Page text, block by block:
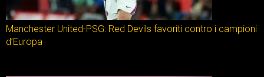
Manchester United-PSG: Red Devils favoriti contro i campioni
d’Europa